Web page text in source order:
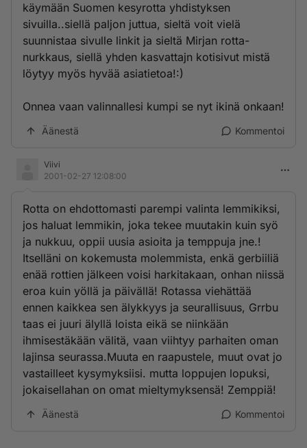
käymään Suomen kesyrotta yhdistyksen
sivuilla..siellä paljon juttua, sieltä voit vielä
suunnistaa sivulle linkit ja sieltä Mirjan rotta-
nurkkaus, siellä yhden kasvattajn kotisivut mistä
löytyy myös hyvää asiatietoa!:)
Onnea vaan valinnallesi kumpi se nyt ikinä onkaan!
Äänestä Kommentoi
Viivi
2001-02-27 12:08:00
Rotta on ehdottomasti parempi valinta lemmikiksi,
jos haluat lemmikin, joka tekee muutakin kuin syö
ja nukkuu, oppii uusia asioita ja temppuja jne.!
Itselläni on kokemusta molemmista, enkä gerbiiliä
enää rottien jälkeen voisi harkitakaan, onhan niissä
eroa kuin yöllä ja päivällä! Rotassa viehättää
ennen kaikkea sen älykkyys ja seurallisuus, Grrbu
taas ei juuri älyllä loista eikä se niinkään
ihmisestäkään välitä, vaan viihtyy parhaiten oman
lajinsa seurassa.Muuta en raapustele, muut ovat jo
vastailleet kysymyksiisi. mutta loppujen lopuksi,
jokaisellahan on omat mieltymyksensä! Zemppiä!
Äänestä Kommentoi